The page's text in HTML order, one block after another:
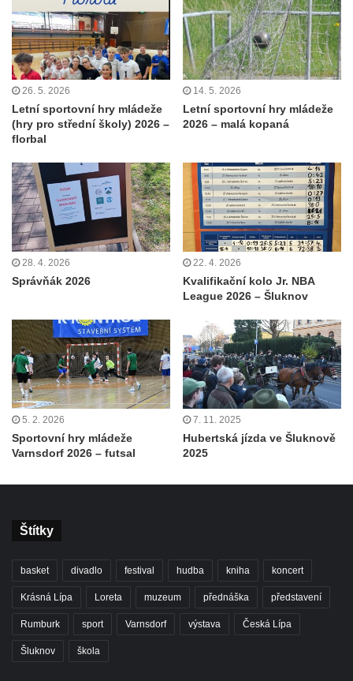
26. 5. 2026
Letní sportovní hry mládeže
(hry pro střední školy) 2026 –
florbal
14. 5. 2026
Letní sportovní hry mládeže
2026 – malá kopaná
28. 4. 2026
Správňák 2026
22. 4. 2026
Kvalifikační kolo Jr. NBA
League 2026 – Šluknov
5. 2. 2026
Sportovní hry mládeže
Varnsdorf 2026 – futsal
7. 11. 2025
Hubertská jízda ve Šluknově
2025
Štítky
basket divadlo festival hudba kniha koncert
Krásná Lípa Loreta muzeum přednáška představení
Rumburk sport Varnsdorf výstava Česká Lípa
Šluknov škola